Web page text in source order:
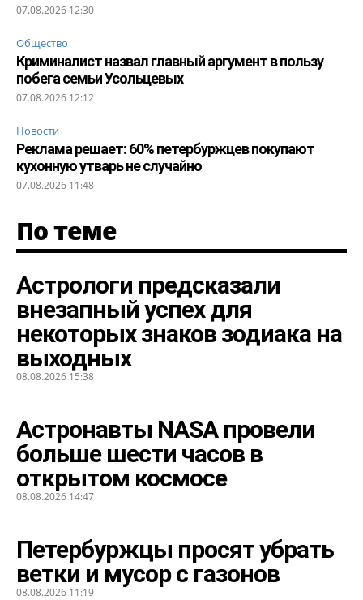
07.08.2026 12:30
Общество
Криминалист назвал главный аргумент в пользу
побега семьи Усольцевых
07.08.2026 12:12
Новости
Реклама решает: 60% петербуржцев покупают
кухонную утварь не случайно
07.08.2026 11:48
По теме
Астрологи предсказали
внезапный успех для
некоторых знаков зодиака на
выходных
08.08.2026 15:38
Астронавты NASA провели
больше шести часов в
открытом космосе
08.08.2026 14:47
Петербуржцы просят убрать
ветки и мусор с газонов
08.08.2026 11:19